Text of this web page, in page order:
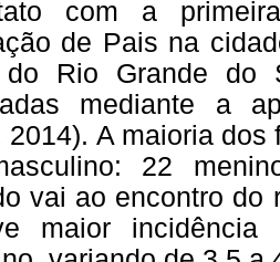
com a
de Pais na
do Rio Grande do
mediante a
2014). A maioria
22
vai ao encontro do
maior